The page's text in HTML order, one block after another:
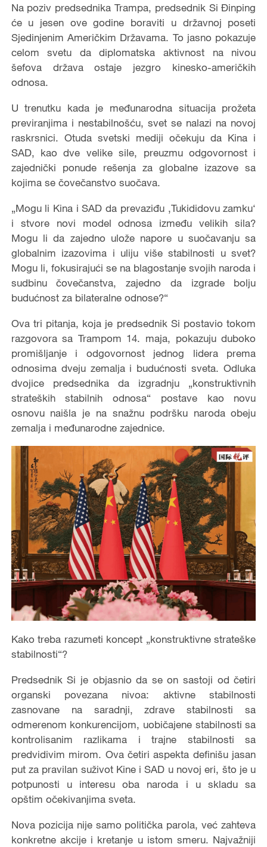
Na poziv predsednika Trampa, predsednik Si Đinping
će u jesen ove godine boraviti u državnoj poseti
Sjedinjenim Američkim Državama. To jasno pokazuje
celom svetu da diplomatska aktivnost na nivou
šefova država ostaje jezgro kinesko-američkih
odnosa.
U trenutku kada je međunarodna situacija prožeta
previranjima i nestabilnošću, svet se nalazi na novoj
raskrsnici. Otuda svetski mediji očekuju da Kina i
SAD, kao dve velike sile, preuzmu odgovornost i
zajednički ponude rešenja za globalne izazove sa
kojima se čovečanstvo suočava.
„Mogu li Kina i SAD da prevaziđu ‚Tukididovu zamku‘
i stvore novi model odnosa između velikih sila?
Mogu li da zajedno ulože napore u suočavanju sa
globalnim izazovima i uliju više stabilnosti u svet?
Mogu li, fokusirajući se na blagostanje svojih naroda i
sudbinu čovečanstva, zajedno da izgrade bolju
budućnost za bilateralne odnose?“
Ova tri pitanja, koja je predsednik Si postavio tokom
razgovora sa Trampom 14. maja, pokazuju duboko
promišljanje i odgovornost jednog lidera prema
odnosima dveju zemalja i budućnosti sveta. Odluka
dvojice predsednika da izgradnju „konstruktivnih
strateških stabilnih odnosa“ postave kao novu
osnovu naišla je na snažnu podršku naroda obeju
zemalja i međunarodne zajednice.
Kako treba razumeti koncept „konstruktivne strateške
stabilnosti“?
Predsednik Si je objasnio da se on sastoji od četiri
organski povezana nivoa: aktivne stabilnosti
zasnovane na saradnji, zdrave stabilnosti sa
odmerenom konkurencijom, uobičajene stabilnosti sa
kontrolisanim razlikama i trajne stabilnosti sa
predvidivim mirom. Ova četiri aspekta definišu jasan
put za pravilan suživot Kine i SAD u novoj eri, što je u
potpunosti u interesu oba naroda i u skladu sa
opštim očekivanjima sveta.
Nova pozicija nije samo politička parola, već zahteva
konkretne akcije i kretanje u istom smeru. Najvažniji